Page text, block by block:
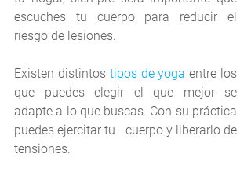
escuches tu cuerpo para reducir el
riesgo de lesiones.
Existen distintos tipos de yoga entre los
que puedes elegir el que mejor se
adapte a lo que buscas. Con su práctica
puedes ejercitar tu   cuerpo y liberarlo de
tensiones.